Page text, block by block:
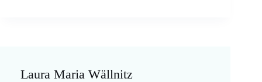
Laura Maria Wällnitz